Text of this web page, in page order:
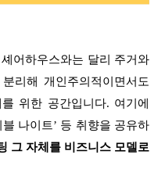
어하우스와는 달리 주거와
리해 개인주의적이면서도
위한 공간입니다. 여기에
블 나이트’ 등 취향을 공유하
그 자체를 비즈니스 모델로